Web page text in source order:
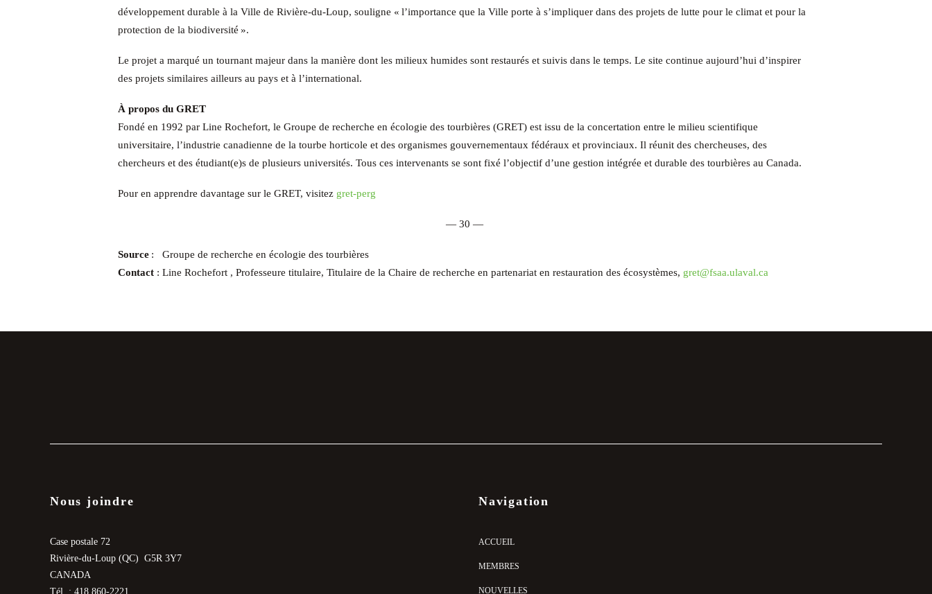
développement durable à la Ville de Rivière-du-Loup, souligne « l’importance que la Ville porte à s’impliquer dans des projets de lutte pour le climat et pour la
protection de la biodiversité ».
Le projet a marqué un tournant majeur dans la manière dont les milieux humides sont restaurés et suivis dans le temps. Le site continue aujourd’hui d’inspirer
des projets similaires ailleurs au pays et à l’international.
À propos du GRET
Fondé en 1992 par Line Rochefort, le Groupe de recherche en écologie des tourbières (GRET) est issu de la concertation entre le milieu scientifique
universitaire, l’industrie canadienne de la tourbe horticole et des organismes gouvernementaux fédéraux et provinciaux. Il réunit des chercheuses, des
chercheurs et des étudiant(e)s de plusieurs universités. Tous ces intervenants se sont fixé l’objectif d’une gestion intégrée et durable des tourbières au Canada.
Pour en apprendre davantage sur le GRET, visitez gret-perg
— 30 —
Source : Groupe de recherche en écologie des tourbières
Contact :Line Rochefort ,Professeure titulaire,Titulaire de la Chaire de recherche en partenariat en restauration des écosystèmes, gret@fsaa.ulaval.ca
Nous joindre
Case postale 72
Rivière-du-Loup (QC) G5R 3Y7
CANADA
Tél. : 418 860-2221
Navigation
ACCUEIL
MEMBRES
NOUVELLES